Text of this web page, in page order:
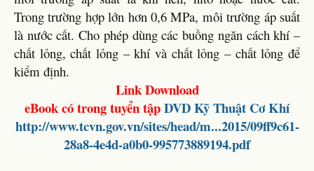
Trong trường hợp lớn hơn 0,6 MPa, môi trường áp suất
là nước cất. Cho phép dùng các buồng ngăn cách khí –
chất lỏng, chất lỏng – khí và chất lỏng – chất lỏng để
kiểm định.
Link Download
eBook có trong tuyển tậpDVDKỹ Thuật Cơ Khí
http://www.tcvn.gov.vn/sites/head/m...2015/09ff9c61-
28a8-4e4d-a0b0-995773889194.pdf